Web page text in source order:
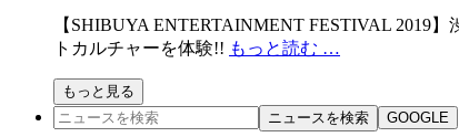
【SHIBUYA ENTERTAINMENT FESTIVAL 2019
トカルチャーを体験!! もっと読む …
もっと見る
ニュースを検索
GOOGLE